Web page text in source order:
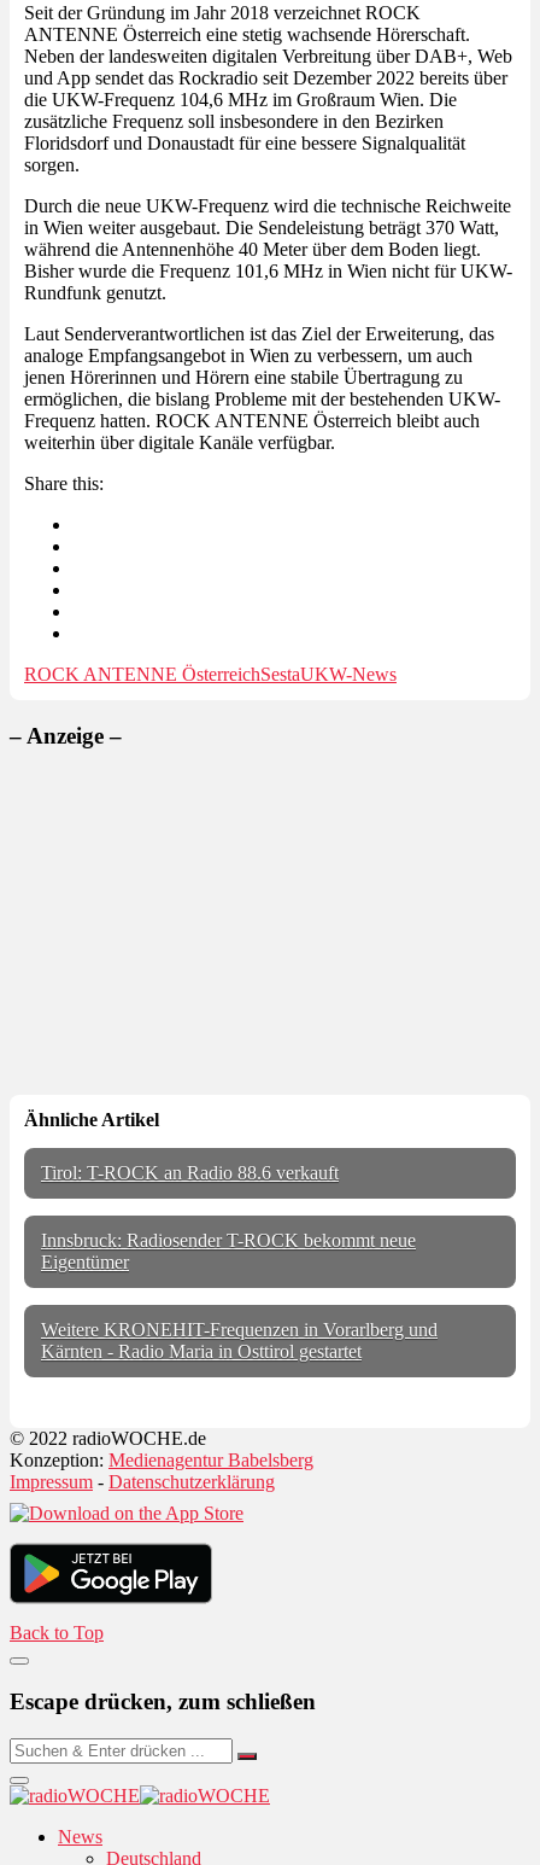
Seit der Gründung im Jahr 2018 verzeichnet ROCK
ANTENNE Österreich eine stetig wachsende Hörerschaft.
Neben der landesweiten digitalen Verbreitung über DAB+, Web
und App sendet das Rockradio seit Dezember 2022 bereits über
die UKW-Frequenz 104,6 MHz im Großraum Wien. Die
zusätzliche Frequenz soll insbesondere in den Bezirken
Floridsdorf und Donaustadt für eine bessere Signalqualität
sorgen.
Durch die neue UKW-Frequenz wird die technische Reichweite
in Wien weiter ausgebaut. Die Sendeleistung beträgt 370 Watt,
während die Antennenhöhe 40 Meter über dem Boden liegt.
Bisher wurde die Frequenz 101,6 MHz in Wien nicht für UKW-
Rundfunk genutzt.
Laut Senderverantwortlichen ist das Ziel der Erweiterung, das
analoge Empfangsangebot in Wien zu verbessern, um auch
jenen Hörerinnen und Hörern eine stabile Übertragung zu
ermöglichen, die bislang Probleme mit der bestehenden UKW-
Frequenz hatten. ROCK ANTENNE Österreich bleibt auch
weiterhin über digitale Kanäle verfügbar.
Share this:
ROCK ANTENNE ÖsterreichSestaUKW-News
– Anzeige –
Ähnliche Artikel
Tirol: T-ROCK an Radio 88.6 verkauft
Innsbruck: Radiosender T-ROCK bekommt neue
Eigentümer
Weitere KRONEHIT-Frequenzen in Vorarlberg und
Kärnten - Radio Maria in Osttirol gestartet
© 2022 radioWOCHE.de
Konzeption: Medienagentur Babelsberg
Impressum - Datenschutzerklärung
Back to Top
Escape drücken, zum schließen
News
Deutschland